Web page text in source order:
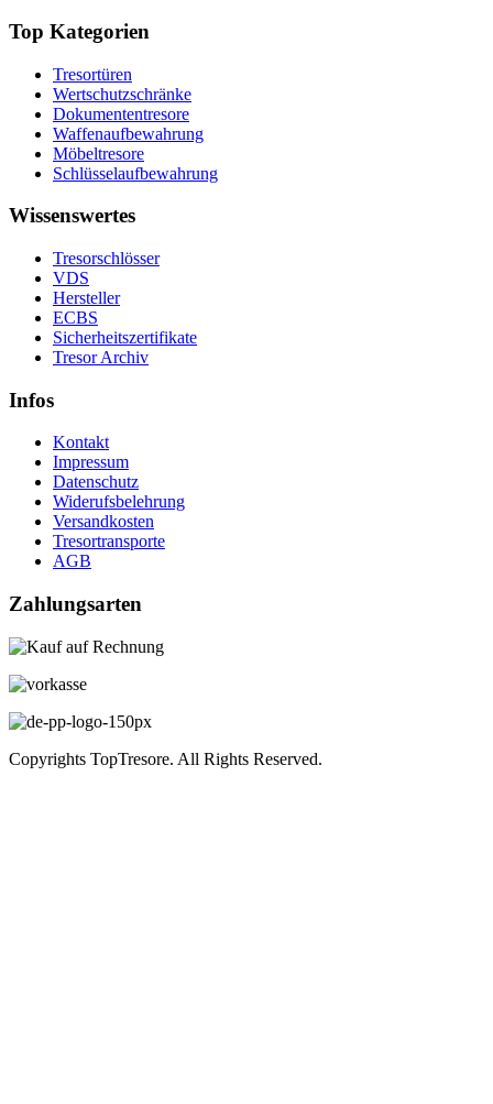
Top Kategorien
Tresortüren
Wertschutzschränke
Dokumententresore
Waffenaufbewahrung
Möbeltresore
Schlüsselaufbewahrung
Wissenswertes
Tresorschlösser
VDS
Hersteller
ECBS
Sicherheitszertifikate
Tresor Archiv
Infos
Kontakt
Impressum
Datenschutz
Widerufsbelehrung
Versandkosten
Tresortransporte
AGB
Zahlungsarten
Copyrights TopTresore. All Rights Reserved.